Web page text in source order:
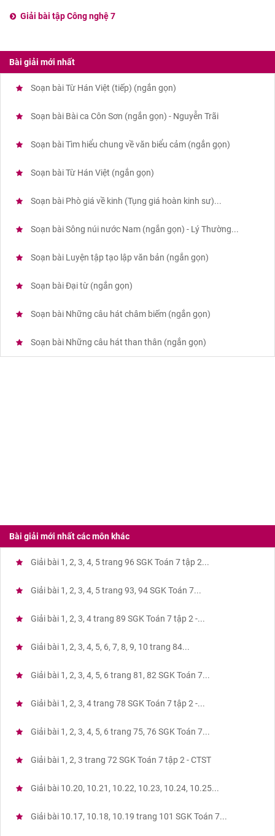
Giải bài tập Công nghệ 7
Bài giải mới nhất
Soạn bài Từ Hán Việt (tiếp) (ngắn gọn)
Soạn bài Bài ca Côn Sơn (ngắn gọn) - Nguyễn Trãi
Soạn bài Tìm hiểu chung về văn biểu cảm (ngắn gọn)
Soạn bài Từ Hán Việt (ngắn gọn)
Soạn bài Phò giá về kinh (Tụng giá hoàn kinh sư)...
Soạn bài Sông núi nước Nam (ngắn gọn) - Lý Thường...
Soạn bài Luyện tập tạo lập văn bản (ngắn gọn)
Soạn bài Đại từ (ngắn gọn)
Soạn bài Những câu hát châm biếm (ngắn gọn)
Soạn bài Những câu hát than thân (ngắn gọn)
Bài giải mới nhất các môn khác
Giải bài 1, 2, 3, 4, 5 trang 96 SGK Toán 7 tập 2...
Giải bài 1, 2, 3, 4, 5 trang 93, 94 SGK Toán 7...
Giải bài 1, 2, 3, 4 trang 89 SGK Toán 7 tập 2 -...
Giải bài 1, 2, 3, 4, 5, 6, 7, 8, 9, 10 trang 84...
Giải bài 1, 2, 3, 4, 5, 6 trang 81, 82 SGK Toán 7...
Giải bài 1, 2, 3, 4 trang 78 SGK Toán 7 tập 2 -...
Giải bài 1, 2, 3, 4, 5, 6 trang 75, 76 SGK Toán 7...
Giải bài 1, 2, 3 trang 72 SGK Toán 7 tập 2 - CTST
Giải bài 10.20, 10.21, 10.22, 10.23, 10.24, 10.25...
Giải bài 10.17, 10.18, 10.19 trang 101 SGK Toán 7...